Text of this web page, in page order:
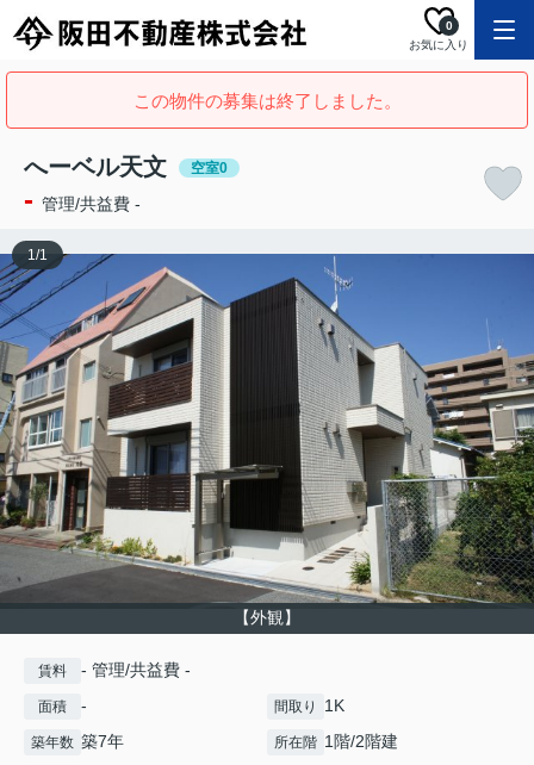
お気に入り
0
この物件の募集は終了しました。
へーベル天文 空室0
- 管理/共益費 -
【外観】
1/1
賃料 - 管理/共益費 -
面積 - 間取り 1K
築年数 築7年 所在階 1階/2階建